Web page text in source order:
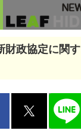
財政協定に関